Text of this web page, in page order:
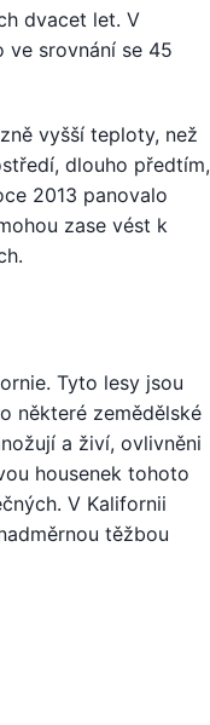
dvacet let. V
ve srovnání se 45
vyšší teploty, než
dlouho předtím,
2013 panovalo
zase vést k
Tyto lesy jsou
některé zemědělské
a živí, ovlivněni
housenek tohoto
V Kalifornii
těžbou